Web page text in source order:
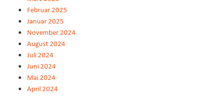
Februar 2025
Januar 2025
November 2024
August 2024
Juli 2024
Juni 2024
Mai 2024
April 2024